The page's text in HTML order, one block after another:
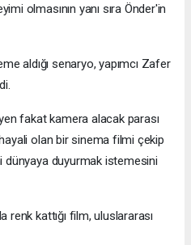
olmasının yanı sıra Önder'in
aldığı senaryo, yapımcı Zafer
fakat kamera alacak parası
olan bir sinema filmi çekip
dünyaya duyurmak istemesini
kattığı film, uluslararası